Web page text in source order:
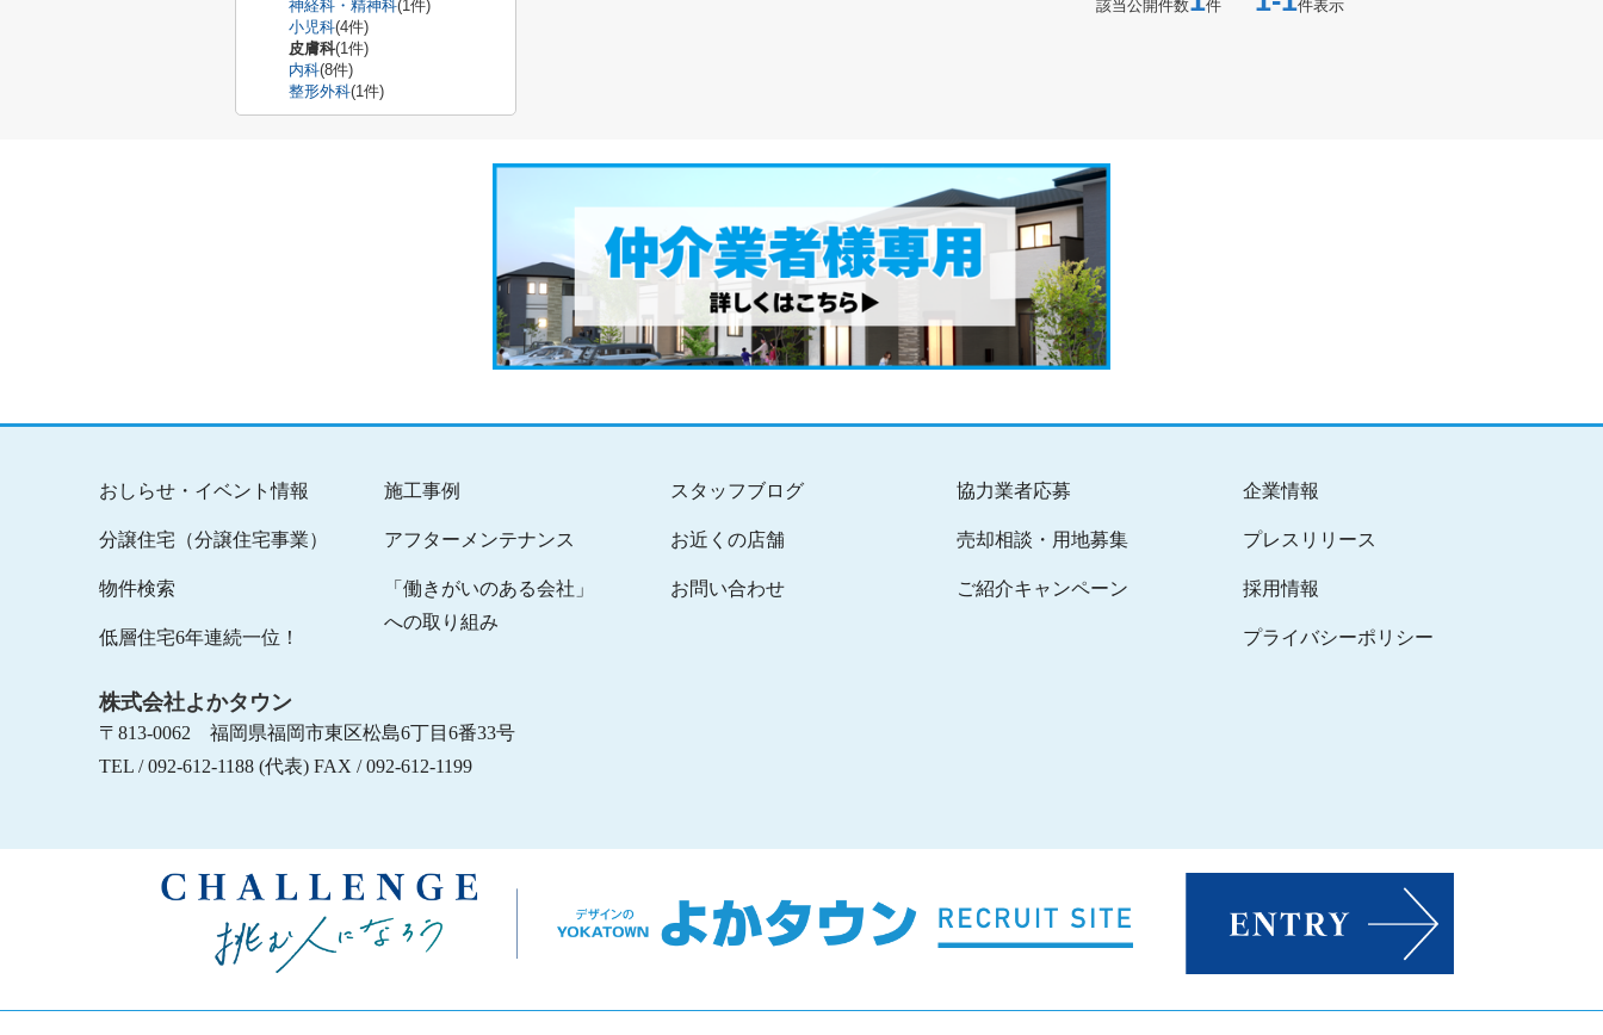
該当公開件数 件 件表示
神経科・精神科(1件)
小児科(4件)
皮膚科(1件)
内科(8件)
整形外科(1件)
おしらせ・イベント情報
分譲住宅（分譲住宅事業）
物件検索
低層住宅6年連続一位！
施工事例
アフターメンテナンス
「働きがいのある会社」
への取り組み
スタッフブログ
お近くの店舗
お問い合わせ
協力業者応募
売却相談・用地募集
ご紹介キャンペーン
企業情報
プレスリリース
採用情報
プライバシーポリシー
株式会社よかタウン
〒813-0062 福岡県福岡市東区松島6丁目6番33号
TEL / 092-612-1188 (代表) FAX / 092-612-1199